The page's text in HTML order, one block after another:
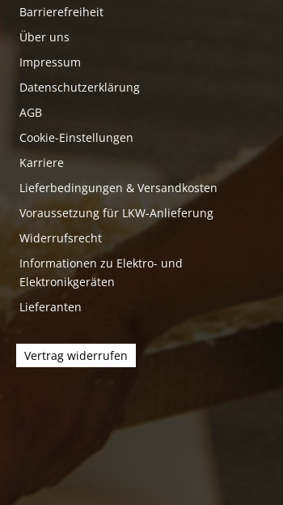
Barrierefreiheit
Über uns
Impressum
Datenschutzerklärung
AGB
Cookie-Einstellungen
Karriere
Lieferbedingungen & Versandkosten
Voraussetzung für LKW-Anlieferung
Widerrufsrecht
Informationen zu Elektro- und
Elektronikgeräten
Lieferanten
Vertrag widerrufen